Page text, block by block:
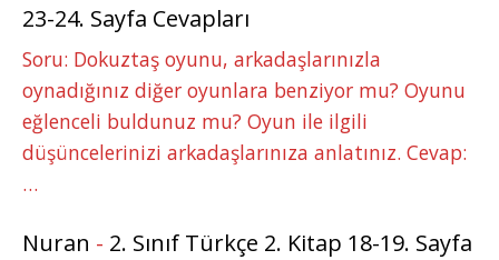
23-24. Sayfa Cevapları
Soru: Dokuztaş oyunu, arkadaşlarınızla
oynadığınız diğer oyunlara benziyor mu? Oyunu
eğlenceli buldunuz mu? Oyun ile ilgili
düşüncelerinizi arkadaşlarınıza anlatınız. Cevap:
…
Nuran - 2. Sınıf Türkçe 2. Kitap 18-19. Sayfa